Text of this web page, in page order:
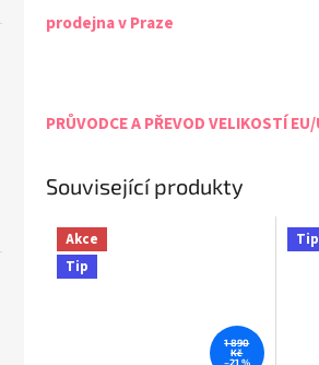
prodejna v Praze
PRŮVODCE A PŘEVOD VELIKOSTÍ
Související produkty
Akce
Tip
1 890
Kč
–21 %
Tip